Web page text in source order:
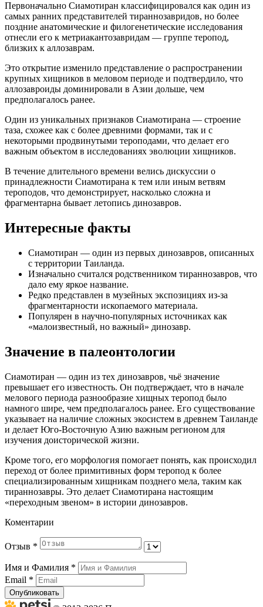
Первоначально Сиамотиран классифицировался как один из
самых ранних представителей тираннозавридов, но более
поздние анатомические и филогенетические исследования
отнесли его к метриакантозавридам — группе теропод,
близких к аллозаврам.
Это открытие изменило представление о распространении
крупных хищников в меловом периоде и подтвердило, что
аллозавроиды доминировали в Азии дольше, чем
предполагалось ранее.
Один из уникальных признаков Сиамотирана — строение
таза, схожее как с более древними формами, так и с
некоторыми продвинутыми тероподами, что делает его
важным объектом в исследованиях эволюции хищников.
В течение длительного времени велись дискуссии о
принадлежности Сиамотирана к тем или иным ветвям
тероподов, что демонстрирует, насколько сложна и
фрагментарна бывает летопись динозавров.
Интересные факты
Сиамотиран — один из первых динозавров, описанных
с территории Таиланда.
Изначально считался родственником тираннозавров, что
дало ему яркое название.
Редко представлен в музейных экспозициях из-за
фрагментарности ископаемого материала.
Популярен в научно-популярных источниках как
«малоизвестный, но важный» динозавр.
Значение в палеонтологии
Сиамотиран — один из тех динозавров, чьё значение
превышает его известность. Он подтверждает, что в начале
мелового периода разнообразие хищных теропод было
намного шире, чем предполагалось ранее. Его существование
указывает на наличие сложных экосистем в древнем Таиланде
и делает Юго-Восточную Азию важным регионом для
изучения доисторической жизни.
Кроме того, его морфология помогает понять, как происходил
переход от более примитивных форм теропод к более
специализированным хищникам позднего мела, таким как
тираннозавры. Это делает Сиамотирана настоящим
«переходным звеном» в истории динозавров.
Коментарии
Отзыв *
Имя и Фамилия *
Email *
Опубликовать